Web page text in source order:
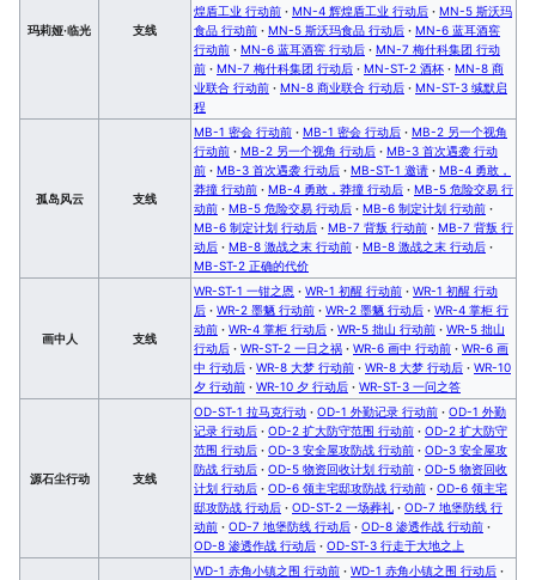
玛莉娅·临光 支线
煌盾工业 行动前 · MN-4 辉煌盾工业 行动后 · MN-5 斯沃玛
食品 行动前 · MN-5 斯沃玛食品 行动后 · MN-6 蓝耳酒窖
行动前 · MN-6 蓝耳酒窖 行动后 · MN-7 梅什科集团 行动
前 · MN-7 梅什科集团 行动后 · MN-ST-2 酒杯 · MN-8 商
业联合 行动前 · MN-8 商业联合 行动后 · MN-ST-3 缄默启
程
孤岛风云 支线
MB-1 密会 行动前 · MB-1 密会 行动后 · MB-2 另一个视角
行动前 · MB-2 另一个视角 行动后 · MB-3 首次遇袭 行动
前 · MB-3 首次遇袭 行动后 · MB-ST-1 邀请 · MB-4 勇敢，
莽撞 行动前 · MB-4 勇敢，莽撞 行动后 · MB-5 危险交易 行
动前 · MB-5 危险交易 行动后 · MB-6 制定计划 行动前 ·
MB-6 制定计划 行动后 · MB-7 背叛 行动前 · MB-7 背叛 行
动后 · MB-8 激战之末 行动前 · MB-8 激战之末 行动后 ·
MB-ST-2 正确的代价
画中人 支线
WR-ST-1 一钳之恩 · WR-1 初醒 行动前 · WR-1 初醒 行动
后 · WR-2 墨魉 行动前 · WR-2 墨魉 行动后 · WR-4 掌柜 行
动前 · WR-4 掌柜 行动后 · WR-5 拙山 行动前 · WR-5 拙山
行动后 · WR-ST-2 一日之祸 · WR-6 画中 行动前 · WR-6 画
中 行动后 · WR-8 大梦 行动前 · WR-8 大梦 行动后 · WR-10
夕 行动前 · WR-10 夕 行动后 · WR-ST-3 一问之答
源石尘行动 支线
OD-ST-1 拉马克行动 · OD-1 外勤记录 行动前 · OD-1 外勤
记录 行动后 · OD-2 扩大防守范围 行动前 · OD-2 扩大防守
范围 行动后 · OD-3 安全屋攻防战 行动前 · OD-3 安全屋攻
防战 行动后 · OD-5 物资回收计划 行动前 · OD-5 物资回收
计划 行动后 · OD-6 领主宅邸攻防战 行动前 · OD-6 领主宅
邸攻防战 行动后 · OD-ST-2 一场葬礼 · OD-7 地堡防线 行
动前 · OD-7 地堡防线 行动后 · OD-8 渗透作战 行动前 ·
OD-8 渗透作战 行动后 · OD-ST-3 行走于大地之上
WD-1 赤角小镇之围 行动前 · WD-1 赤角小镇之围 行动后 ·